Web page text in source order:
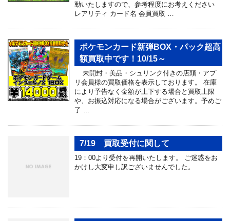
動いたしますので、参考程度にお考えください
レアリティ カード名 会員買取 …
ポケモンカード新弾BOX・パック超高
額買取中です！10/15～
未開封・美品・シュリンク付きの店頭・アプ
リ会員様の買取価格を表示しております。 在庫
により予告なく金額が上下する場合と買取上限
や、お振込対応になる場合がございます。予めご
了 …
7/19 買取受付に関して
19：00より受付を再開いたします。 ご迷惑をお
かけし大変申し訳ございませんでした。